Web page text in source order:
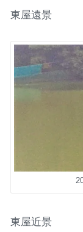
東屋遠景
東屋近景